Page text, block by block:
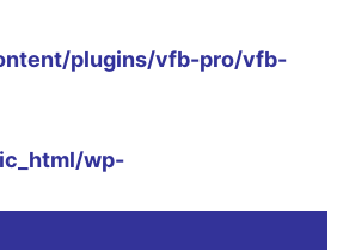
plugins/vfb-pro/vfb-
wp-